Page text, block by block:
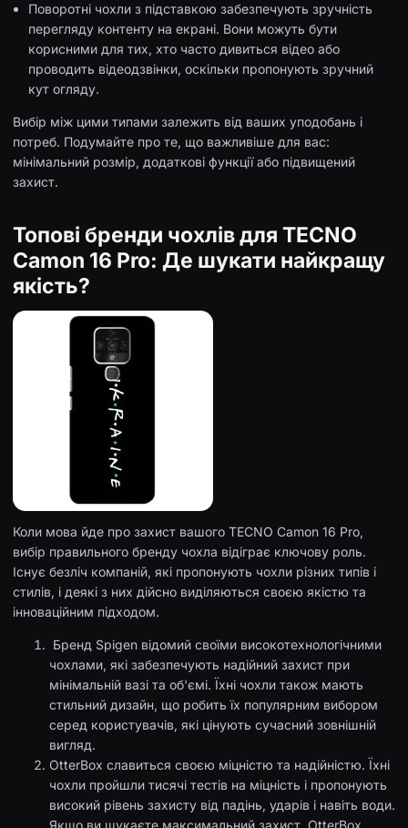
Поворотні чохли з підставкою забезпечують зручність
перегляду контенту на екрані. Вони можуть бути
корисними для тих, хто часто дивиться відео або
проводить відеодзвінки, оскільки пропонують зручний
кут огляду.
Вибір між цими типами залежить від ваших уподобань і
потреб. Подумайте про те, що важливіше для вас:
мінімальний розмір, додаткові функції або підвищений
захист.
Топові бренди чохлів для TECNO
Camon 16 Pro: Де шукати найкращу
якість?
Коли мова йде про захист вашого TECNO Camon 16 Pro,
вибір правильного бренду чохла відіграє ключову роль.
Існує безліч компаній, які пропонують чохли різних типів і
стилів, і деякі з них дійсно виділяються своєю якістю та
інноваційним підходом.
Бренд Spigen відомий своїми високотехнологічними
чохлами, які забезпечують надійний захист при
мінімальній вазі та об'ємі. Їхні чохли також мають
стильний дизайн, що робить їх популярним вибором
серед користувачів, які цінують сучасний зовнішній
вигляд.
OtterBox славиться своєю міцністю та надійністю. Їхні
чохли пройшли тисячі тестів на міцність і пропонують
високий рівень захисту від падінь, ударів і навіть води.